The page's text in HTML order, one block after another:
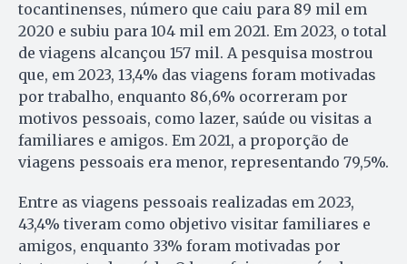
tocantinenses, número que caiu para 89 mil em
2020 e subiu para 104 mil em 2021. Em 2023, o total
de viagens alcançou 157 mil. A pesquisa mostrou
que, em 2023, 13,4% das viagens foram motivadas
por trabalho, enquanto 86,6% ocorreram por
motivos pessoais, como lazer, saúde ou visitas a
familiares e amigos. Em 2021, a proporção de
viagens pessoais era menor, representando 79,5%.
Entre as viagens pessoais realizadas em 2023,
43,4% tiveram como objetivo visitar familiares e
amigos, enquanto 33% foram motivadas por